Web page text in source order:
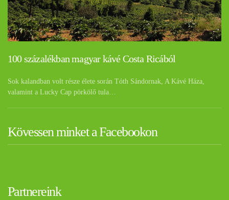
100 százalékban magyar kávé Costa Ricából
Sok kalandban volt része élete során Tóth Sándornak, A Kávé Háza,
valamint a Lucky Cap pörkölő tula…
Kövessen minket a Facebookon
Partnereink